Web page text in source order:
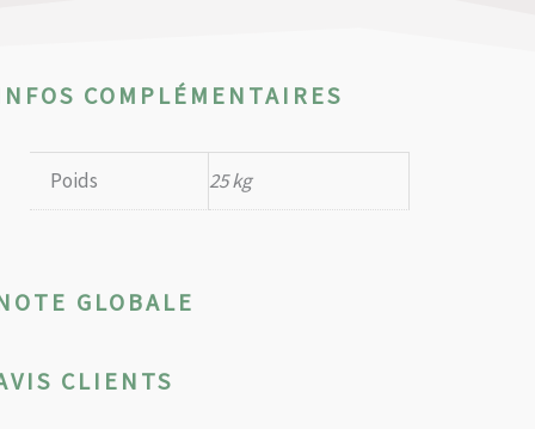
COMPLÉMENTAIRES
Poids 25 kg
GLOBALE
CLIENTS